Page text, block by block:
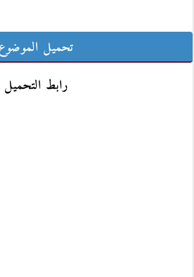
تحميل الموضوع
رابط التحميل